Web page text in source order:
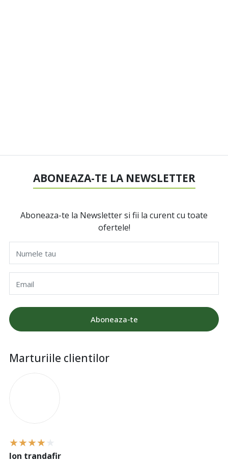
ABONEAZA-TE LA NEWSLETTER
Aboneaza-te la Newsletter si fii la curent cu toate
ofertele!
Numele tau
Email
Aboneaza-te
Marturiile clientilor
Ion trandafir